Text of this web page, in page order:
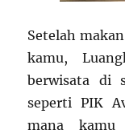
Setelah
kamu,
berwisata di
seperti PIK
mana kamu